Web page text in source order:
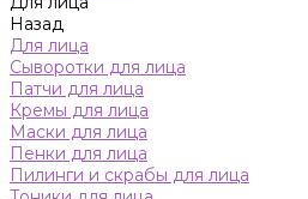
Назад
Для лица
Сыворотки для лица
Патчи для лица
Кремы для лица
Маски для лица
Пенки для лица
Пилинги и скрабы для лица